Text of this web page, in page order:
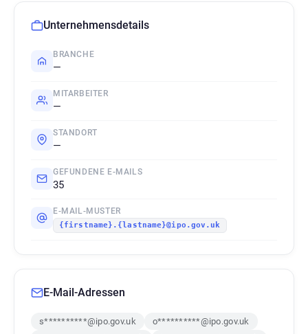
Unternehmensdetails
BRANCHE
—
MITARBEITER
—
STANDORT
—
GEFUNDENE E-MAILS
35
E-MAIL-MUSTER
{firstname}.{lastname}@ipo.gov.uk
E-Mail-Adressen
s**********@ipo.gov.uk
o**********@ipo.gov.uk